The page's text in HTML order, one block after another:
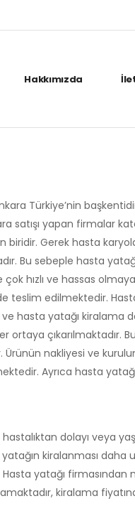
Hakkımızda
Türkiye’nin
satışı yapan firmalar
Gerek hasta
Bu sebeple hasta
hızlı ve hassas
teslim edilmektedir.
hasta yatağı kiralama
çıkarılmaktadır.
Ürünün nakliyesi ve
Ayrıca hasta
dolayı veya
kiralanması
yatağı
kiralama